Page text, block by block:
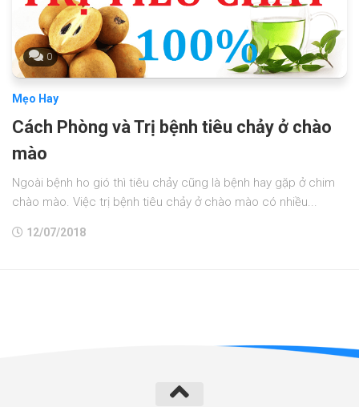
0
Mẹo Hay
Cách Phòng và Trị bệnh tiêu chảy ở chào
mào
Ngoài bệnh ho gió thì tiêu chảy cũng là bệnh hay gặp ở chim
chào mào. Việc trị bệnh tiêu chảy ở chào mào có nhiều...
12/07/2018